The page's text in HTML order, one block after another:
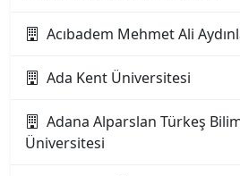
Acıbadem Mehmet Ali
Ada Kent Üniversitesi
Adana Alparslan Türkeş
Üniversitesi